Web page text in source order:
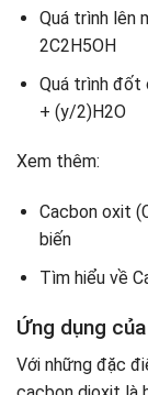
Quá trình lên
2C2H5OH
Quá trình đốt
+ (y/2)H2O
Xem thêm:
Cacbon oxit
biến
Tìm hiểu về
Ứng dụng
Với những đặc